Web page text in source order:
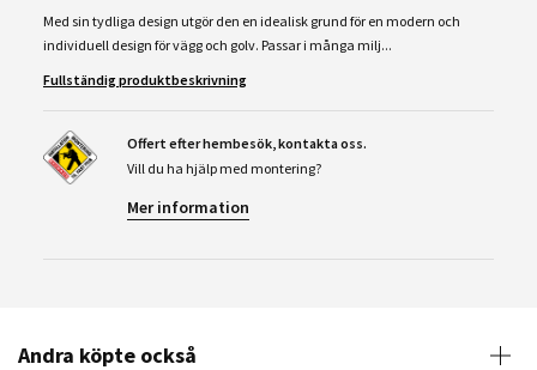
Med sin tydliga design utgör den en idealisk grund för en modern och
individuell design för vägg och golv. Passar i många milj...
Fullständig produktbeskrivning
Offert efter hembesök, kontakta oss.
Vill du ha hjälp med montering?
Mer information
Andra köpte också